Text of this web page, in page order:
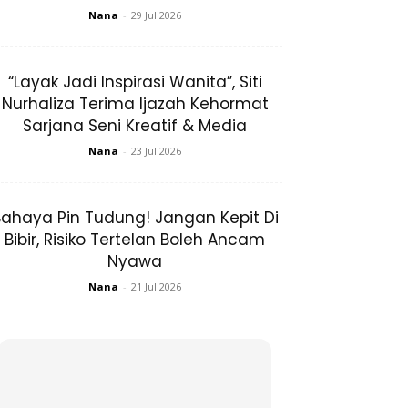
Nana - 29 Jul 2026
“Layak Jadi Inspirasi Wanita”, Siti
Nurhaliza Terima Ijazah Kehormat
Sarjana Seni Kreatif & Media
Nana - 23 Jul 2026
Pin Tudung! Jangan Kepit Di
Bibir, Risiko Tertelan Boleh Ancam
Nyawa
Nana - 21 Jul 2026